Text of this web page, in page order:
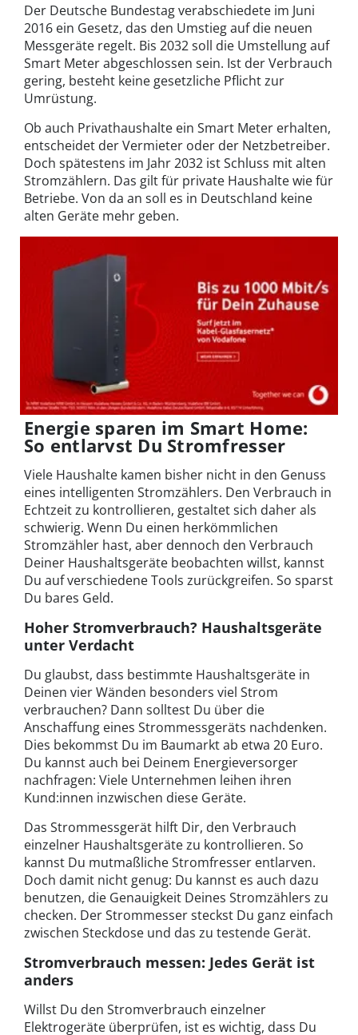
Der Deutsche Bundestag verabschiedete im Juni
2016 ein Gesetz, das den Umstieg auf die neuen
Messgeräte regelt. Bis 2032 soll die Umstellung auf
Smart Meter abgeschlossen sein. Ist der Verbrauch
gering, besteht keine gesetzliche Pflicht zur
Umrüstung.
Ob auch Privathaushalte ein Smart Meter erhalten,
entscheidet der Vermieter oder der Netzbetreiber.
Doch spätestens im Jahr 2032 ist Schluss mit alten
Stromzählern. Das gilt für private Haushalte wie für
Betriebe. Von da an soll es in Deutschland keine
alten Geräte mehr geben.
Energie sparen im Smart Home:
So entlarvst Du Stromfresser
Viele Haushalte kamen bisher nicht in den Genuss
eines intelligenten Stromzählers. Den Verbrauch in
Echtzeit zu kontrollieren, gestaltet sich daher als
schwierig. Wenn Du einen herkömmlichen
Stromzähler hast, aber dennoch den Verbrauch
Deiner Haushaltsgeräte beobachten willst, kannst
Du auf verschiedene Tools zurückgreifen. So sparst
Du bares Geld.
Hoher Stromverbrauch? Haushaltsgeräte
unter Verdacht
Du glaubst, dass bestimmte Haushaltsgeräte in
Deinen vier Wänden besonders viel Strom
verbrauchen? Dann solltest Du über die
Anschaffung eines Strommessgeräts nachdenken.
Dies bekommst Du im Baumarkt ab etwa 20 Euro.
Du kannst auch bei Deinem Energieversorger
nachfragen: Viele Unternehmen leihen ihren
Kund:innen inzwischen diese Geräte.
Das Strommessgerät hilft Dir, den Verbrauch
einzelner Haushaltsgeräte zu kontrollieren. So
kannst Du mutmaßliche Stromfresser entlarven.
Doch damit nicht genug: Du kannst es auch dazu
benutzen, die Genauigkeit Deines Stromzählers zu
checken. Der Strommesser steckst Du ganz einfach
zwischen Steckdose und das zu testende Gerät.
Stromverbrauch messen: Jedes Gerät ist
anders
Willst Du den Stromverbrauch einzelner
Elektrogeräte überprüfen, ist es wichtig, dass Du